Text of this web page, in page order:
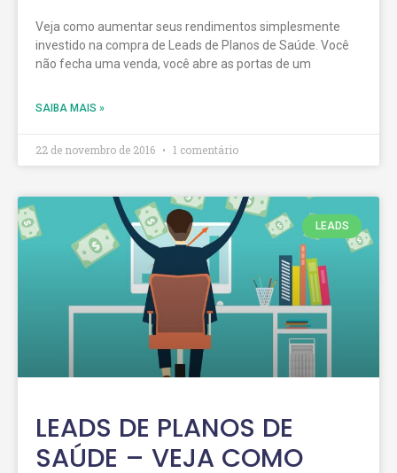
Veja como aumentar seus rendimentos simplesmente
investido na compra de Leads de Planos de Saúde. Você
não fecha uma venda, você abre as portas de um
SAIBA MAIS »
22 de novembro de 2016 1 comentário
LEADS
LEADS DE PLANOS DE
SAÚDE – VEJA COMO